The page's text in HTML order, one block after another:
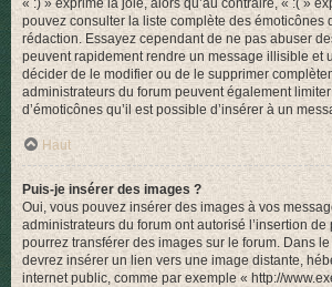
« :) » exprime la joie, alors qu’au contraire, « :( »
pouvez consulter la liste complète des émoticônes
rédaction. Essayez cependant de ne pas abuser
peuvent rapidement rendre un message illisible et
décider de le modifier ou de le supprimer
administrateurs du forum peuvent également
d’émoticônes qu’il est possible d’insérer à un
Haut
Puis-je insérer des images ?
Oui, vous pouvez insérer des images à vos
administrateurs du forum ont autorisé l’insertion
pourrez transférer des images sur le forum. Dans
devrez insérer un lien vers une image distante,
internet public, comme par exemple « http://